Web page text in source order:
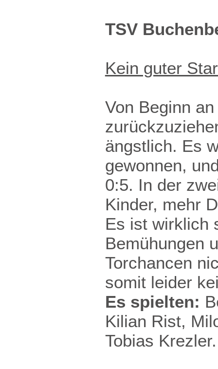
TSV
Kein guter
Von Beginn
ängstlich. Es
gewonnen,
0:5. In der
Kinder, mehr
Es ist wirklich
Bemühungen
Torchancen
somit leider
Es spielten:
Kilian Rist,
Tobias Krezler.